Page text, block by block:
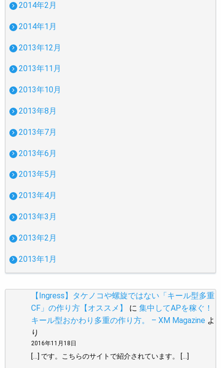
2014年2月
2014年1月
2013年12月
2013年11月
2013年10月
2013年8月
2013年7月
2013年6月
2013年5月
2013年4月
2013年3月
2013年2月
2013年1月
【Ingress】タケノコや螺旋ではない「キール型多重
CF」の作り方【オススメ】
に 集中してAPを稼ぐ！
キール型おかわり多重の作り方。 – XM Magazine よ
り
2016年11月18日
[…] です。こちらのサイトで紹介されています。 […]